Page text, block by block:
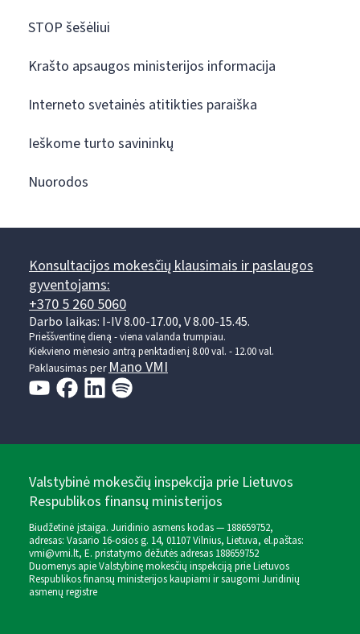
STOP šešėliui
Krašto apsaugos ministerijos informacija
Interneto svetainės atitikties paraiška
Ieškome turto savininkų
Nuorodos
Konsultacijos mokesčių klausimais ir paslaugos
gyventojams:
+370 5 260 5060
Darbo laikas: I-IV 8.00-17.00, V 8.00-15.45.
Prieššventinę dieną - viena valanda trumpiau.
Kiekvieno mėnesio antrą penktadienį 8.00 val. - 12.00 val.
Paklausimas per Mano VMI
Valstybinė mokesčių inspekcija prie Lietuvos
Respublikos finansų ministerijos
Biudžetinė įstaiga. Juridinio asmens kodas — 188659752,
adresas: Vasario 16-osios g. 14, 01107 Vilnius, Lietuva, el.paštas:
vmi@vmi.lt, E. pristatymo dėžutės adresas 188659752
Duomenys apie Valstybinę mokesčių inspekciją prie Lietuvos
Respublikos finansų ministerijos kaupiami ir saugomi Juridinių
asmenų registre